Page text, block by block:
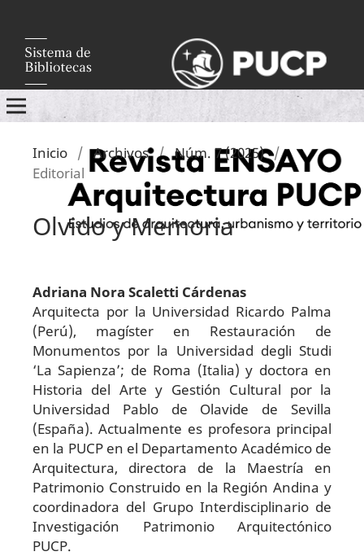
Inicio / Archivos / Núm. 7 (2025) /
Editorial
Olvido y Memoria
Adriana Nora Scaletti Cárdenas
Arquitecta por la Universidad Ricardo Palma
(Perú), magíster en Restauración de
Monumentos por la Universidad degli Studi
‘La Sapienza’; de Roma (Italia) y doctora en
Historia del Arte y Gestión Cultural por la
Universidad Pablo de Olavide de Sevilla
(España). Actualmente es profesora principal
en la PUCP en el Departamento Académico de
Arquitectura, directora de la Maestría en
Patrimonio Construido en la Región Andina y
coordinadora del Grupo Interdisciplinario de
Investigación Patrimonio Arquitectónico
PUCP.